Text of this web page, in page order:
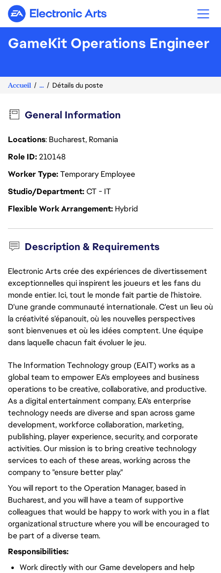
Electronic Arts
GameKit Operations Engineer
Accueil ... Détails du poste
General Information
Locations: Bucharest, Romania
Role ID210148
Worker TypeTemporary Employee
Studio/DepartmentCT - IT
Flexible Work Arrangement Hybrid
Description & Requirements
Electronic Arts crée des expériences de divertissement
exceptionnelles qui inspirent les joueurs et les fans du
monde entier. Ici, tout le monde fait partie de l’histoire.
D'une grande communauté internationale. C'est un lieu où
la créativité s’épanouit, où les nouvelles perspectives
sont bienvenues et où les idées comptent. Une équipe
dans laquelle chacun fait évoluer le jeu.
The Information Technology group (EAIT) works as a
global team to empower EA's employees and business
operations to be creative, collaborative, and productive.
As a digital entertainment company, EA's enterprise
technology needs are diverse and span across game
development, workforce collaboration, marketing,
publishing, player experience, security, and corporate
activities. Our mission is to bring creative technology
services to each of these areas, working across the
company to "ensure better play."
You will report to the Operation Manager, based in
Bucharest, and you will have a team of supportive
colleagues that would be happy to work with you in a flat
organizational structure where you will be encouraged to
be part of a diverse team.
Responsibilities:
Work directly with our Game developers and help